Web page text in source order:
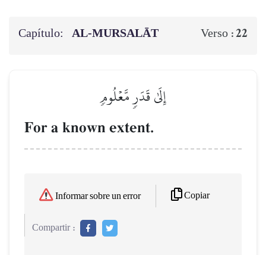
Capítulo: AL‑MURSALĀT Verso :22
إِلَىٰ قَدَرٖ مَّعۡلُومٖ
For a known extent.
Informar sobre un error Copiar
Compartir :